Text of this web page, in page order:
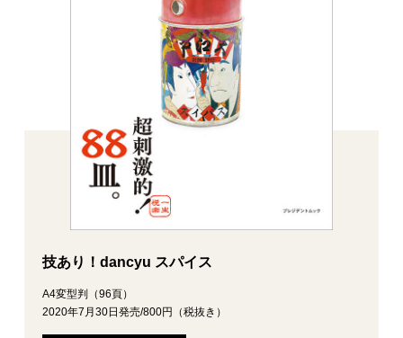
技あり！dancyu スパイス
A4変型判（96頁）
2020年7月30日発売/800円（税抜き）